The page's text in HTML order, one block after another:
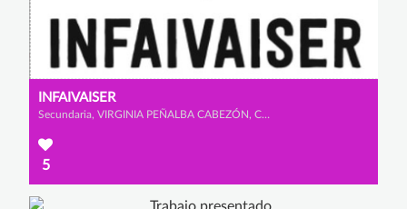
INFAIVAISER
Secundaria, VIRGINIA PEÑALBA CABEZÓN, CLAUDIA MORENO RINCÓN y SANDRA CAMACHO CAPELL
5